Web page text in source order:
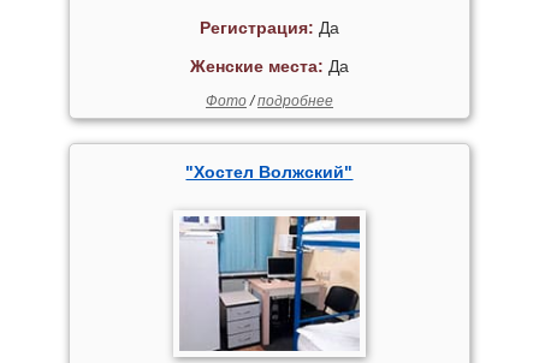
Регистрация: Да
Женские места: Да
Фото/подробнее
"Хостел Волжский"